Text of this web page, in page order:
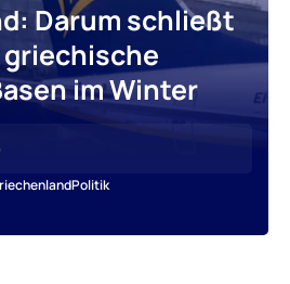
Darum schließt
im Winter
Politik